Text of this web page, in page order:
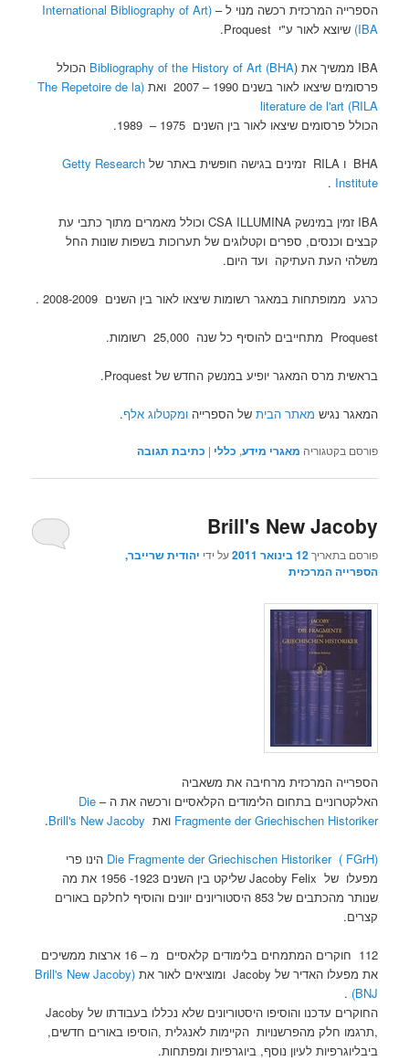
הספרייה המרכזית רכשה מנוי ל – (International Bibliography of Art
(IBA שיוצא לאור ע"י Proquest.
IBA ממשיך את ( Bibliography of the History of Art (BHA הכולל
פרסומים שיצאו לאור בשנים 1990 – 2007 ואת
(The Repetoire de la
literature de l'art (RILA
הכולל פרסומים שיצאו לאור בין השנים 1975 – 1989.
BHA ו RILA זמינים בגישה חופשית באתר של
Getty Research
Institute
.
IBA זמין במינשק CSA ILLUMINA וכולל מאמרים מתוך כתבי עת
קבצים וכנסים, ספרים וקטלוגים של תערוכות בשפות שונות החל
משלהי העת העתיקה ועד היום.
כרגע ממופתחות במאגר רשומות שיצאו לאור בין השנים 2008-2009 .
Proquest מתחייבים להוסיף כל שנה 25,000 רשומות.
בראשית מרס המאגר יופיע במנשק החדש של Proquest.
המאגר נגיש מאתר הבית של הספרייהומקטלוג אלף.
פורסם בקטגוריה מאגרי מידע, כללי | כתיבת תגובה
Brill's New Jacoby
פורסם בתאריך12 בינואר 2011 על ידי יהודית שרייבר,
הספרייה המרכזית
הספרייה המרכזית מרחיבה את משאביה
האלקטרוניים בתחום הלימודים הקלאסיים ורכשה את ה –Die
Fragmente der Griechischen Historiker ואת Brill's New Jacoby
.
(Die Fragmente der Griechischen Historiker ( FGrH
הינו פרי
מפעלו של Jacoby Felix שליקט בין השנים 1923- 1956 את מה
שנותר מהכתבים של 853 היסטוריונים יוונים והוסיף לחלקם באורים
קצרים.
112 חוקרים המתמחים בלימודים קלאסיים מ – 16 ארצות ממשיכים
את מפעלו האדיר של Jacoby ומוציאים לאור את
(Brill's New Jacoby
(BNJ
.
החוקרים עדכנו והוסיפו היסטוריונים שלא נכללו בעבודתו של Jacoby
,תרגמו חלק מהפרשנויות הקיימות לאנגלית ,הוסיפו באורים חדשים,
ביבליוגרפיות לעיון נוסף, ביוגרפיות ומפתחות.